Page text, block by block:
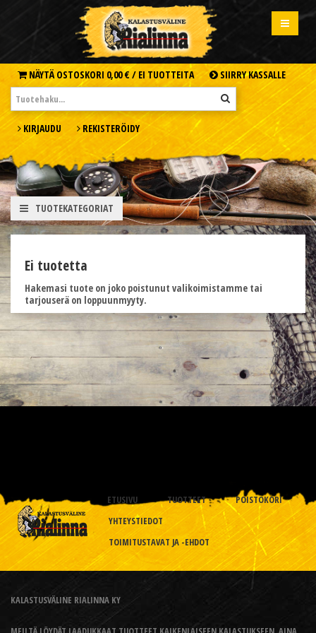
NÄYTÄ OSTOSKORI 0,00 € / EI TUOTTEITA SIIRRY KASSALLE
KIRJAUDU REKISTERÖIDY
TUOTEKATEGORIAT
Ei tuotetta
Hakemasi tuote on joko poistunut valikoimistamme tai
tarjouserä on loppuunmyyty.
ETUSIVU TUOTTEET
POISTOKORI
YHTEYSTIEDOT
TOIMITUSTAVAT JA -EHDOT
KALASTUSVÄLINE RIALINNA KY